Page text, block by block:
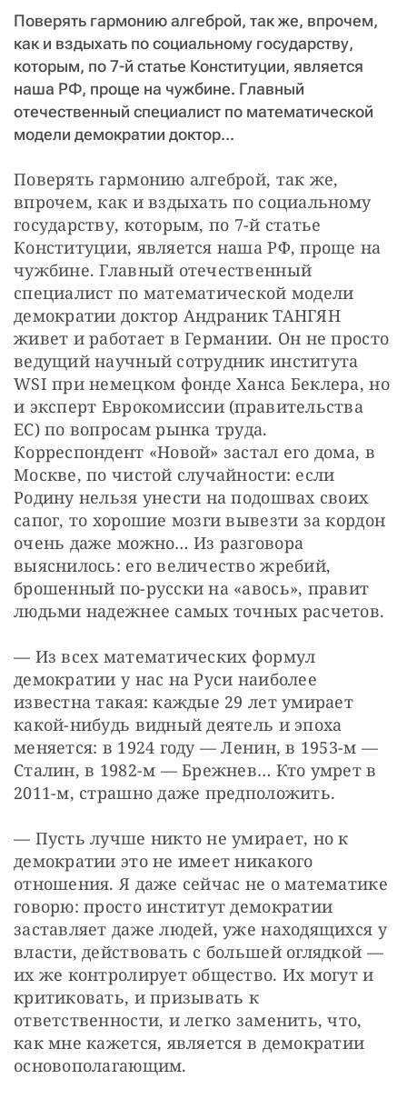
Поверять гармонию алгеброй, так же, впрочем,
как и вздыхать по социальному государству,
которым, по 7-й статье Конституции, является
наша РФ, проще на чужбине. Главный
отечественный специалист по математической
модели демократии доктор...
Поверять гармонию алгеброй, так же,
впрочем, как и вздыхать по социальному
государству, которым, по 7-й статье
Конституции, является наша РФ, проще на
чужбине. Главный отечественный
специалист по математической модели
демократии доктор Андраник ТАНГЯН
живет и работает в Германии. Он не просто
ведущий научный сотрудник института
WSI при немецком фонде Ханса Беклера, но
и эксперт Еврокомиссии (правительства
ЕС) по вопросам рынка труда.
Корреспондент «Новой» застал его дома, в
Москве, по чистой случайности: если
Родину нельзя унести на подошвах своих
сапог, то хорошие мозги вывезти за кордон
очень даже можно… Из разговора
выяснилось: его величество жребий,
брошенный по-русски на «авось», правит
людьми надежнее самых точных расчетов.
— Из всех математических формул
демократии у нас на Руси наиболее
известна такая: каждые 29 лет умирает
какой-нибудь видный деятель и эпоха
меняется: в 1924 году — Ленин, в 1953-м —
Сталин, в 1982-м — Брежнев… Кто умрет в
2011-м, страшно даже предположить.
— Пусть лучше никто не умирает, но к
демократии это не имеет никакого
отношения. Я даже сейчас не о математике
говорю: просто институт демократии
заставляет даже людей, уже находящихся у
власти, действовать с большей оглядкой —
их же контролирует общество. Их могут и
критиковать, и призывать к
ответственности, и легко заменить, что,
как мне кажется, является в демократии
основополагающим.
СТАТЬ СОУЧАСТНИКОМ
Если у вас есть вопросы, пишите donate@novayagazeta.ruили
звоните:
+7 (929) 612-03-68